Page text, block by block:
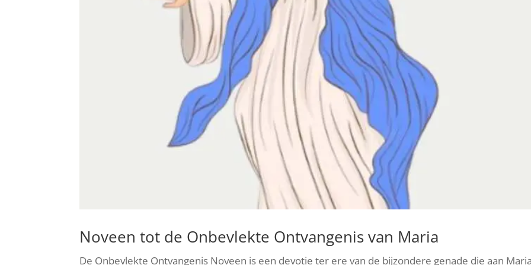
Noveen tot de Onbevlekte Ontvangenis van Maria
De Onbevlekte Ontvangenis Noveen is een devotie ter ere van de bijzondere genade die aan